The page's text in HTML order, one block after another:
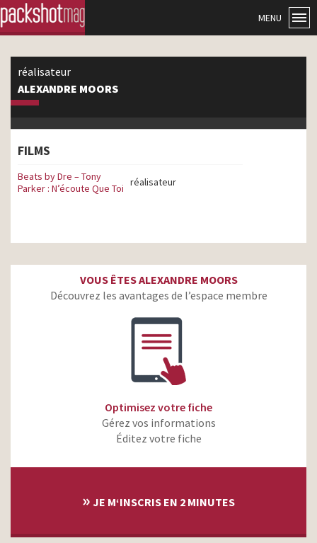
MENU
réalisateur
ALEXANDRE MOORS
FILMS
Beats by Dre – Tony
Parker : N’écoute Que Toi réalisateur
VOUS ÊTES ALEXANDRE MOORS
Découvrez les avantages de l’espace membre
Optimisez votre fiche
Gérez vos informations
Éditez votre fiche
» JE M‘INSCRIS EN 2 MINUTES